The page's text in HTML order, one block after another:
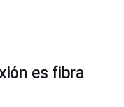
es fibra